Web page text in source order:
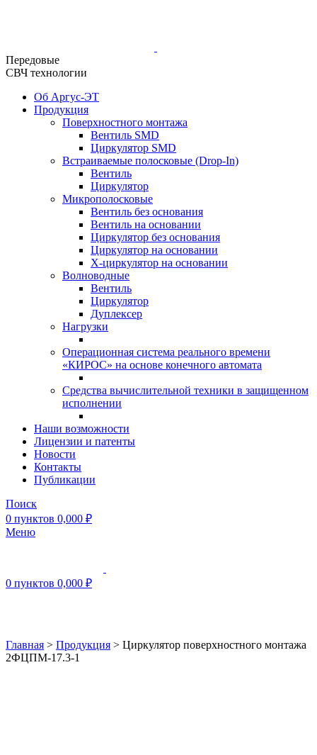
Передовые
СВЧ технологии
Об Аргус-ЭТ
Продукция
Поверхностного монтажа
Вентиль SMD
Циркулятор SMD
Встраиваемые полосковые (Drop-In)
Вентиль
Циркулятор
Микрополосковые
Вентиль без основания
Вентиль на основании
Циркулятор без основания
Циркулятор на основании
Х-циркулятор на основании
Волноводные
Вентиль
Циркулятор
Дуплексер
Нагрузки
Операционная система реального времени
«КИРОС» на основе конечного автомата
Средства вычислительной техники в защищенном
исполнении
Наши возможности
Лицензии и патенты
Новости
Контакты
Публикации
Поиск
0 пунктов 0,000 ₽
Меню
0 пунктов 0,000 ₽
Главная > Продукция > Циркулятор поверхностного монтажа
2ФЦПМ-17.3-1